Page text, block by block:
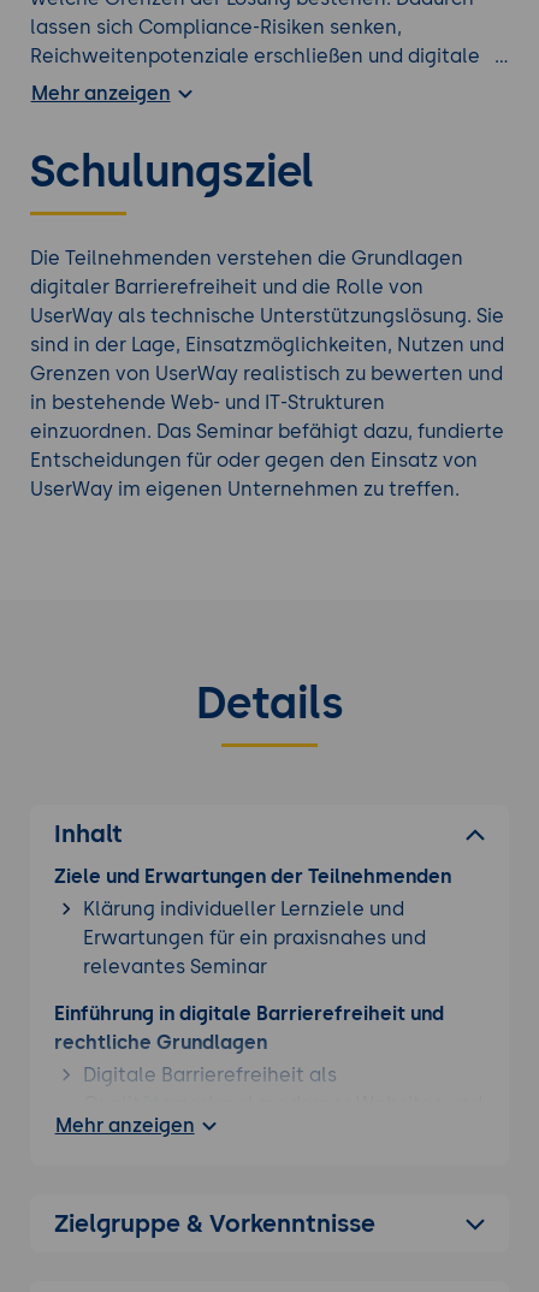
lassen sich Compliance-Risiken senken,
Reichweitenpotenziale erschließen und digitale
Angebote nachhaltiger und inklusiver gestalten.
Barrierefreiheit Kurs aus unserem
Mehr anzeigen
Schulungsziel
Die Teilnehmenden verstehen die Grundlagen
digitaler Barrierefreiheit und die Rolle von
UserWay als technische Unterstützungslösung. Sie
sind in der Lage, Einsatzmöglichkeiten, Nutzen und
Grenzen von UserWay realistisch zu bewerten und
in bestehende Web- und IT-Strukturen
einzuordnen. Das Seminar befähigt dazu, fundierte
Entscheidungen für oder gegen den Einsatz von
UserWay im eigenen Unternehmen zu treffen.
Details
Inhalt
Ziele und Erwartungen der Teilnehmenden
Klärung individueller Lernziele und
Erwartungen für ein praxisnahes und
relevantes Seminar
Einführung in digitale Barrierefreiheit und
rechtliche Grundlagen
Digitale Barrierefreiheit als
digitaler Services. Überblick über
Bedeutung für Unternehmen. Einordnung
Mehr anzeigen
Zielgruppe & Vorkenntnisse